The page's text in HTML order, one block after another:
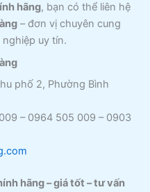
hãng, bạn có thể liên hệ
– đơn vị chuyên cung
uy tín.
phố 2, Phường Bình
– 0964 505 009 – 0903
hãng – giá tốt – tư vấn